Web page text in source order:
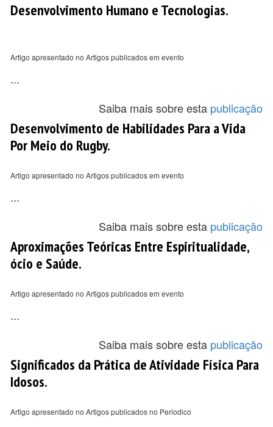
Desenvolvimento Humano e Tecnologias.
Artigo apresentado no Artigos publicados em evento
...
Saiba mais sobre esta publicação
Desenvolvimento de Habilidades Para a Vida
Por Meio do Rugby.
Artigo apresentado no Artigos publicados em evento
...
Saiba mais sobre esta publicação
Aproximações Teóricas Entre Espiritualidade,
ócio e Saúde.
Artigo apresentado no Artigos publicados em evento
...
Saiba mais sobre esta publicação
Significados da Prática de Atividade Física Para
Idosos.
Artigo apresentado no Artigos publicados no Periodico